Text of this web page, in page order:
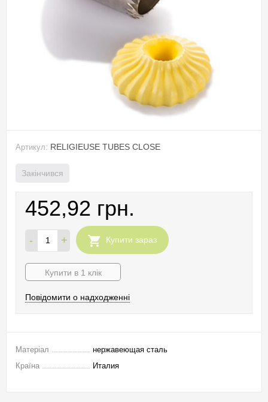
Артикул: RELIGIEUSE TUBES CLOSE
Закінчився
452,92 грн.
- + Купити зараз
Купити в 1 клік
Повідомити о надходженні
Матеріал
нержавеющая сталь
Країна
Италия